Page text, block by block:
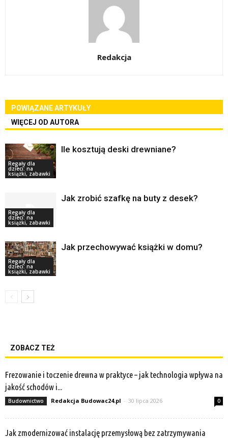
Redakcja
POWIĄZANE ARTYKUŁY
WIĘCEJ OD AUTORA
Regały dla
dzieci: na
książki, zabawki
Ile kosztują deski drewniane?
Regały dla
dzieci: na
książki, zabawki
Jak zrobić szafkę na buty z desek?
Regały dla
dzieci: na
książki, zabawki
Jak przechowywać książki w domu?
ZOBACZ TEŻ
Frezowanie i toczenie drewna w praktyce – jak technologia wpływa na
jakość schodów i...
Budownictwo Redakcja Budowac24.pl - 30 lipca 2026 0
Jak zmodernizować instalację przemysłową bez zatrzymywania